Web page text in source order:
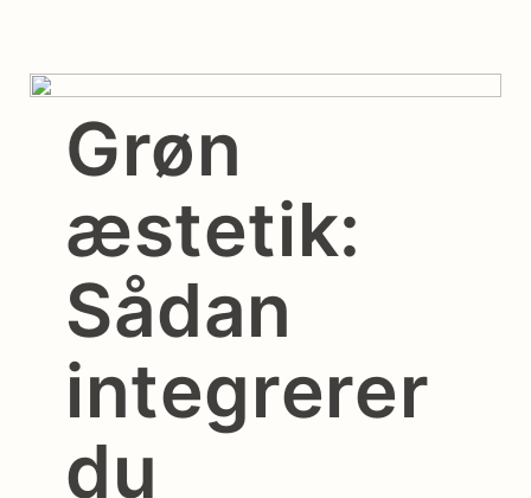
Grøn
æstetik:
Sådan
integrerer
du